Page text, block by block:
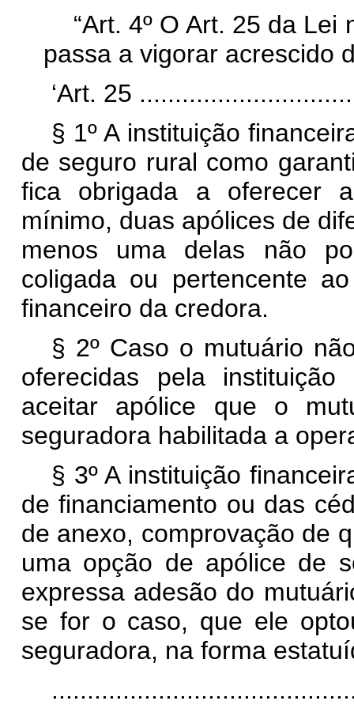
“Art. 4º O Art. 25 da
passa a vigorar acrescido
‘Art. 25
§ 1º A instituição
de seguro rural como
fica obrigada a oferecer
mínimo, duas apólices de
menos uma delas não
coligada ou pertencente
financeiro da credora.
§ 2º Caso o mutuário
oferecidas pela
aceitar apólice que o
seguradora habilitada a
§ 3º A instituição
de financiamento ou das
de anexo, comprovação de
uma opção de apólice de
expressa adesão do
se for o caso, que ele
seguradora, na forma